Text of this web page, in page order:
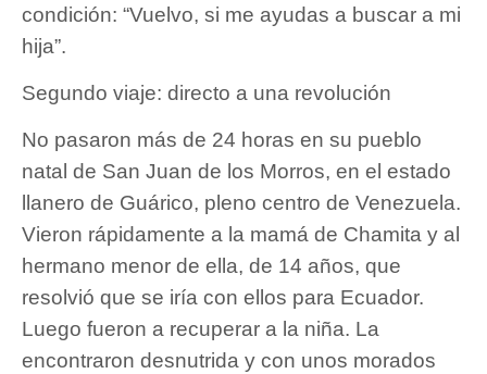
condición: “Vuelvo, si me ayudas a buscar a mi
hija”.
Segundo viaje: directo a una revolución
No pasaron más de 24 horas en su pueblo
natal de San Juan de los Morros, en el estado
llanero de Guárico, pleno centro de Venezuela.
Vieron rápidamente a la mamá de Chamita y al
hermano menor de ella, de 14 años, que
resolvió que se iría con ellos para Ecuador.
Luego fueron a recuperar a la niña. La
encontraron desnutrida y con unos morados